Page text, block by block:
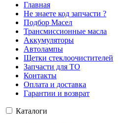
Главная
Не знаете код запчасти ?
Подбор Масел
Трансмиссионные масла
Аккумуляторы
Автолампы
Щетки стеклоочистителей
Запчасти для ТО
Контакты
Оплата и доставка
Гарантии и возврат
Каталоги